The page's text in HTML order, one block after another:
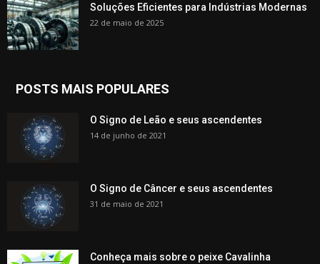
Soluções Eficientes para Indústrias Modernas
22 de maio de 2025
POSTS MAIS POPULARES
O Signo de Leão e seus ascendentes
14 de junho de 2021
O Signo de Câncer e seus ascendentes
31 de maio de 2021
Conheça mais sobre o peixe Cavalinha